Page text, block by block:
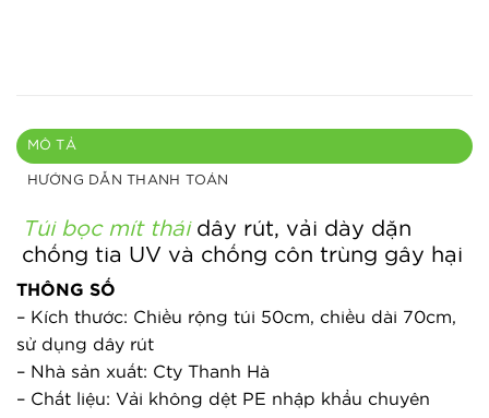
MÔ TẢ
HƯỚNG DẪN THANH TOÁN
Túi bọc mít tháidây rút, vải dày dặn
chống tia UV và chống côn trùng gây hại
THÔNG SỐ
– Kích thước: Chiều rộng túi 50cm, chiều dài 70cm,
sử dụng dây rút
– Nhà sản xuất: Cty Thanh Hà
– Chất liệu: Vải không dệt PE nhập khẩu chuyên